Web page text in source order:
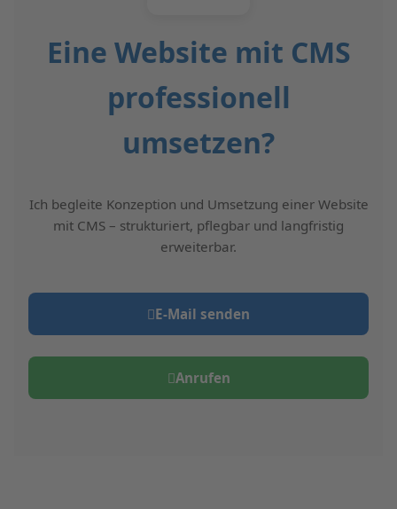
Eine Website mit CMS
professionell
umsetzen?
Ich begleite Konzeption und Umsetzung einer Website
mit CMS – strukturiert, pflegbar und langfristig
erweiterbar.
E‑Mail senden
Anrufen